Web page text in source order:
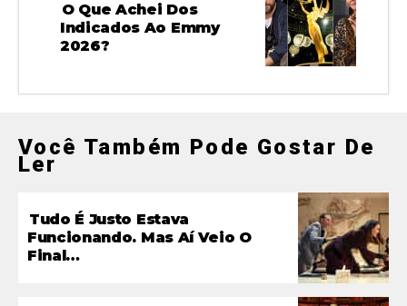
O Que Achei Dos
Indicados Ao Emmy
2026?
Você Também Pode Gostar De
Ler
Tudo É Justo Estava
Funcionando. Mas Aí Veio O
Final…